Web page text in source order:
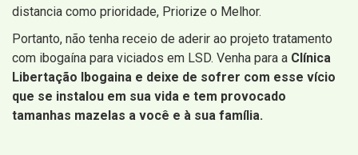
distancia como prioridade, Priorize o Melhor.
Portanto, não tenha receio de aderir ao projeto tratamento
com ibogaína para viciados em LSD. Venha para a Clínica
Libertação Ibogaina e deixe de sofrer com esse vício
que se instalou em sua vida e tem provocado
tamanhas mazelas a você e à sua família.